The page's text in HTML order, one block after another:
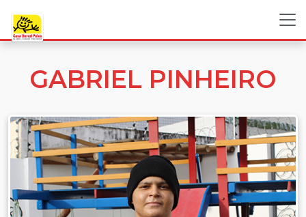
GABRIEL PINHEIRO